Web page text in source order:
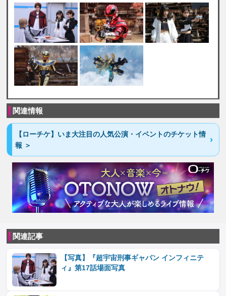
関連情報
【ローチケ】いま大注目の人気公演・イベントのチケット情
報 ＞
関連記事
【写真】『超宇宙刑事ギャバン インフィニテ
ィ』第17話場面写真